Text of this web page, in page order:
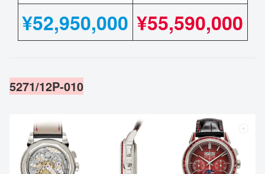
¥52,950,000 ¥55,590,000
5271/12P-010